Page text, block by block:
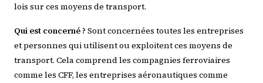
lois sur ces moyens de transport.
Qui est concerné ? Sont concernées toutes les entreprises
et personnes qui utilisent ou exploitent ces moyens de
transport. Cela comprend les compagnies ferroviaires
comme les CFF, les entreprises aéronautiques comme